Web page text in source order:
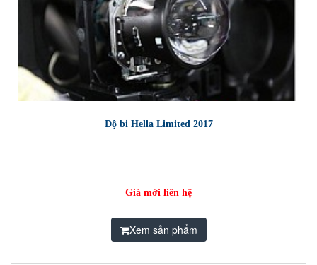
Độ bi Hella Limited 2017
Giá mời liên hệ
Xem sản phẩm